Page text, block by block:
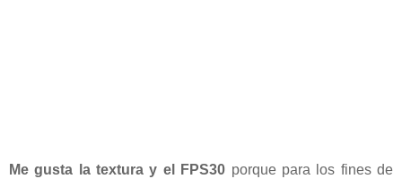
Me gusta la textura y el FPS30 porque para los fines de